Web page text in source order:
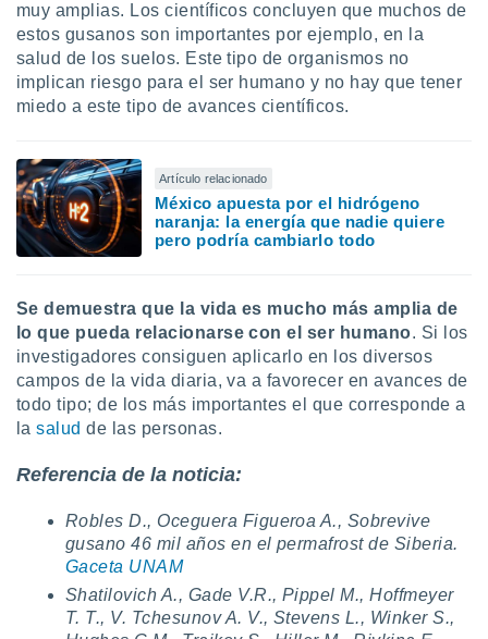
muy amplias. Los científicos concluyen que muchos de
estos gusanos son importantes por ejemplo, en la
salud de los suelos. Este tipo de organismos no
implican riesgo para el ser humano y no hay que tener
miedo a este tipo de avances científicos.
Artículo relacionado
México apuesta por el hidrógeno
naranja: la energía que nadie quiere
pero podría cambiarlo todo
Se demuestra que la vida es mucho más amplia de
lo que pueda relacionarse con el ser humano. Si los
investigadores consiguen aplicarlo en los diversos
campos de la vida diaria, va a favorecer en avances de
todo tipo; de los más importantes el que corresponde a
lasalud de las personas.
Referencia de la noticia:
Robles D., Oceguera Figueroa A., Sobrevive
gusano 46 mil años en el permafrost de Siberia.
Gaceta UNAM
Shatilovich A., Gade V.R., Pippel M., Hoffmeyer
T. T., V. Tchesunov A. V., Stevens L., Winker S.,